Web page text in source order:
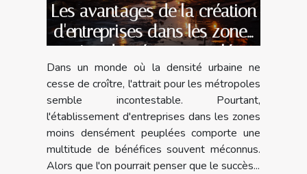
Les avantages de la création
d'entreprises dans les zones
moins densément peuplées
Dans un monde où la densité urbaine ne
cesse de croître, l'attrait pour les métropoles
semble incontestable. Pourtant,
l'établissement d'entreprises dans les zones
moins densément peuplées comporte une
multitude de bénéfices souvent méconnus.
Alors que l'on pourrait penser que le succès...